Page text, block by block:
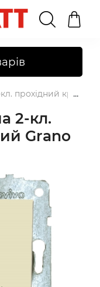
прохідний
2-кл.
Grano